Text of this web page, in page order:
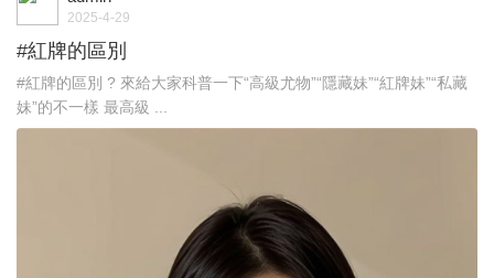
2025-4-29
#紅牌的區別
#紅牌的區別 ? 來給大家科普一下“高級尤物”“隱藏妹”“紅牌妹”“私藏
妹”的不一樣 最高級 ...